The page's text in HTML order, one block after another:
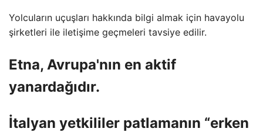
Yolcuların uçuşları hakkında bilgi almak için havayolu
şirketleri ile iletişime geçmeleri tavsiye edilir.
Etna, Avrupa'nın en aktif
yanardağıdır.
İtalyan yetkililer patlamanın “erken